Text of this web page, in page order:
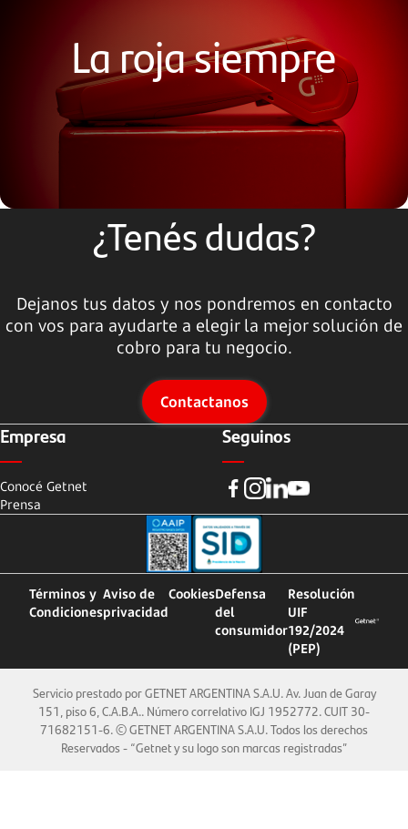
La roja siempre
¿Tenés dudas?
Dejanos tus datos y nos pondremos en contacto
con vos para ayudarte a elegir la mejor solución de
cobro para tu negocio.
Contactanos
Empresa
Conocé Getnet
Prensa
Seguinos
Términos y
Condiciones
Aviso de
privacidad
CookiesDefensa
del
consumidor
Resolución
UIF
192/2024
(PEP)
Servicio prestado por GETNET ARGENTINA S.A.U. Av. Juan de Garay
151, piso 6, C.A.B.A.. Número correlativo IGJ 1952772. CUIT 30-
71682151-6. © GETNET ARGENTINA S.A.U. Todos los derechos
Reservados - “Getnet y su logo son marcas registradas”